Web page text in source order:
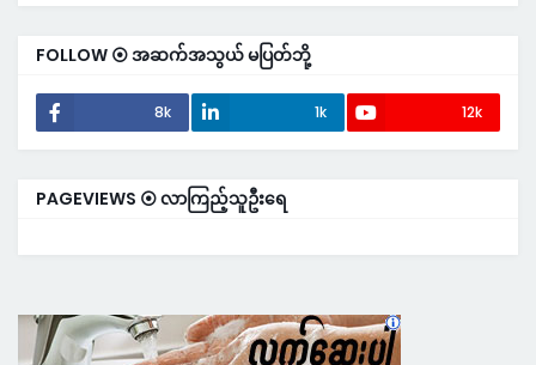
FOLLOW ⦿ အဆက်အသွယ် မပြတ်ဘို့
8k 1k 12k
PAGEVIEWS ⦿ လာကြည့်သူဦးရေ